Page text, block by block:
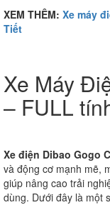
XEM THÊM: Xe máy
Tiết
Xe Máy
– FULL
Xe điện Dibao Gogo
và động cơ mạnh mẽ,
giúp nâng cao trải
dùng. Dưới đây là một